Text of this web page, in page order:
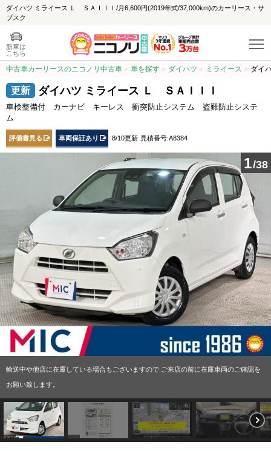
ダイハツ ミライース Ｌ ＳＡＩＩＩ/月6,600円(2019年式/37,000km)のカーリース・サ
ブスク
新車は
こちら
中古車カーリースのニコノリ中古車 車を探す ダイハツ ミライース ダイ
ダイハツ ミライース Ｌ ＳＡＩＩＩ
車検整備付 カーナビ キーレス 衝突防止システム 盗難防止システ
ム
評価書見る 車両保証あり 8/10更新 見積番号:A8384
1/38
輸送中や他店に在庫している場合もございますので ご来店の前に在庫車両のご確認を
お願い致します。